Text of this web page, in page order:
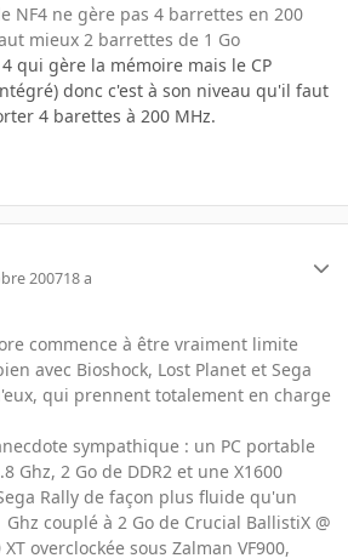
NF4 ne gère pas 4 barrettes en 200
mieux 2 barrettes de 1 Go
qui gère la mémoire mais le CP
donc c'est à son niveau qu'il faut
4 barettes à 200 MHz.
200718 a
commence à être vraiment limite
avec Bioshock, Lost Planet et Sega
qui prennent totalement en charge
sympathique : un PC portable
Ghz, 2 Go de DDR2 et une X1600
Rally de façon plus fluide qu'un
couplé à 2 Go de Crucial BallistiX @
overclockée sous Zalman VF900,